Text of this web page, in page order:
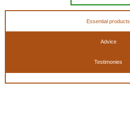
Essential products
Advice
Testimonies